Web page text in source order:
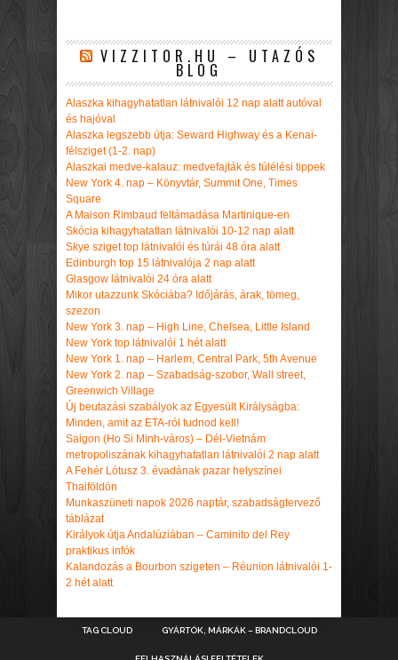
VIZZITOR.HU – UTAZÓS
BLOG
Alaszka kihagyhatatlan látnivalói 12 nap alatt autóval
és hajóval
Alaszka legszebb útja: Seward Highway és a Kenai-
félsziget (1-2. nap)
Alaszkai medve-kalauz: medvefajták és túlélési tippek
New York 4. nap – Könyvtár, Summit One, Times
Square
A Maison Rimbaud feltámadása Martinique-en
Skócia kihagyhatatlan látnivalói 10-12 nap alatt
Skye sziget top látnivalói és túrái 48 óra alatt
Edinburgh top 15 látnivalója 2 nap alatt
Glasgow látnivalói 24 óra alatt
Mikor utazzunk Skóciába? Időjárás, árak, tömeg,
szezon
New York 3. nap – High Line, Chelsea, Little Island
New York top látnivalói 1 hét alatt
New York 1. nap – Harlem, Central Park, 5th Avenue
New York 2. nap – Szabadság-szobor, Wall street,
Greenwich Village
Új beutazási szabályok az Egyesült Királyságba:
Minden, amit az ETA-ról tudnod kell!
Saigon (Ho Si Minh-város) – Dél-Vietnám
metropoliszának kihagyhatatlan látnivalói 2 nap alatt
A Fehér Lótusz 3. évadának pazar helyszínei
Thaiföldön
Munkaszüneti napok 2026 naptár, szabadságtervező
táblázat
Királyok útja Andalúziában – Caminito del Rey
praktikus infók
Kalandozás a Bourbon szigeten – Réunion látnivalói 1-
2 hét alatt
TAG CLOUD GYÁRTÓK, MÁRKÁK – BRANDCLOUD